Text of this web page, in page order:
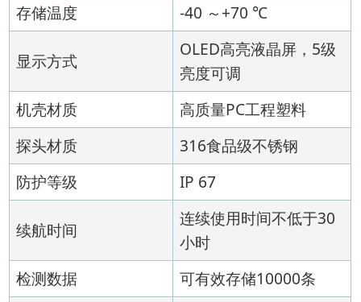
存储温度
-40 ～+70 ℃
显示方式
OLED高亮液晶屏，5级
亮度可调
机壳材质
高质量PC工程塑料
探头材质
316食品级不锈钢
防护等级
IP 67
续航时间
连续使用时间不低于30
小时
检测数据
可有效存储10000条